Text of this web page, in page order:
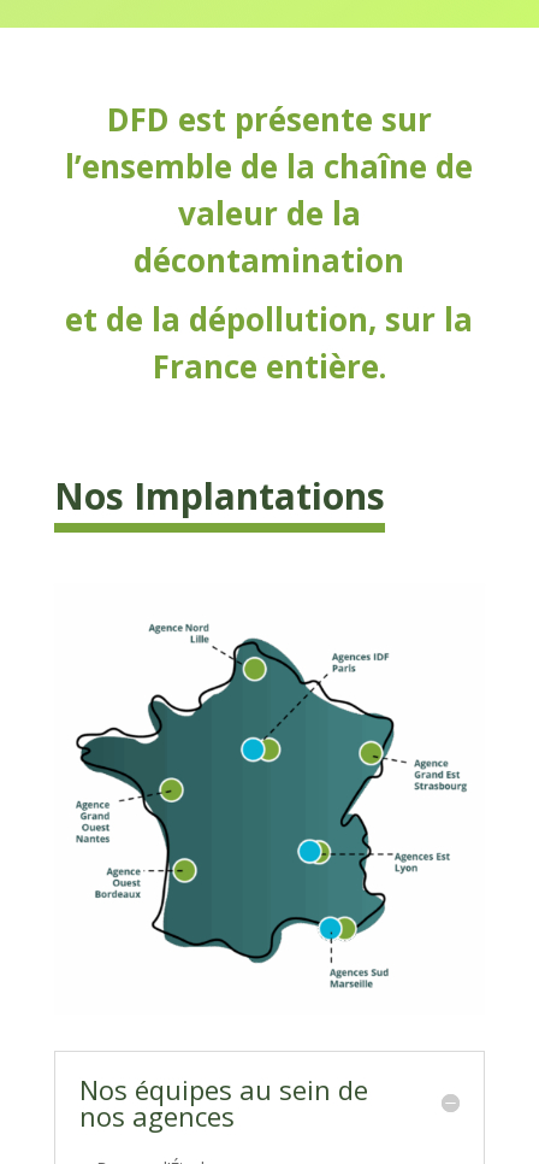
DFD est présente sur
l’ensemble de la chaîne de
valeur de la
décontamination
et de la dépollution, sur la
France entière.
Nos Implantations
Nos équipes au sein de
nos agences